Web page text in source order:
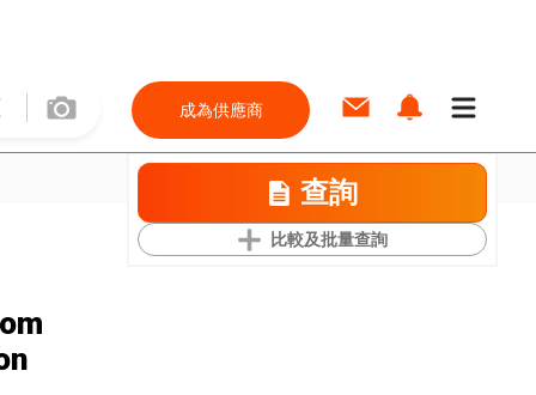
成為供應商
查詢
比較及批量查詢